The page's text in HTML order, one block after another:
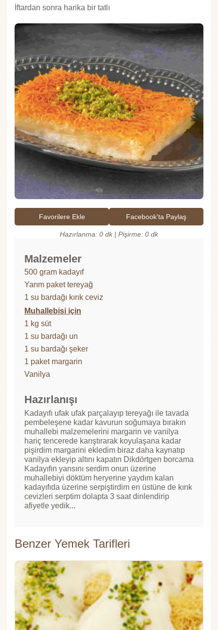
İftardan sonra harika bir tatlı
Favorilere Ekle Facebook'ta Paylaş
Hazırlanma: 0 dk | Pişirme: 0 dk
Malzemeler
500 gram kadayıf
Yarım paket tereyağ
1 su bardağı kırık ceviz
Muhallebisi için
1 kg süt
1 su bardağı un
1 su bardağı şeker
1 paket margarin
Vanilya
Hazırlanışı
Kadayıfı ufak ufak parçalayıp tereyağı ile tavada
pembeleşene kadar kavurun soğumaya bırakın
muhallebi malzemelerini margarin ve vanilya
hariç tencerede karıştırarak koyulaşana kadar
pişirdim margarini ekledim biraz daha kaynatıp
vanilya ekleyip altını kapatın Dikdörtgen borcama
Kadayıfın yarısını serdim onun üzerine
muhallebiyi döktüm heryerine yaydım kalan
kadayıfıda üzerine serpiştirdim en üstüne de kırık
cevizleri serptim dolapta 3 saat dinlendirip
afiyetle yedik...
Benzer Yemek Tarifleri